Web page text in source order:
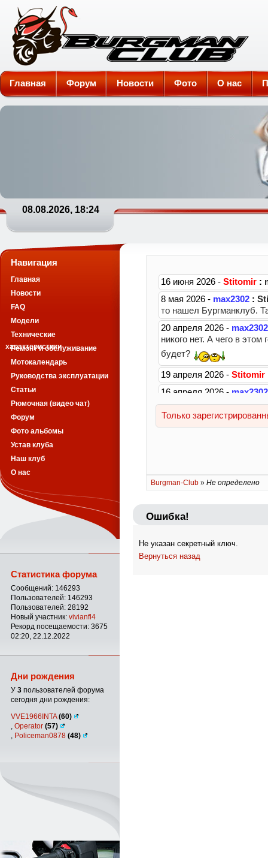
Burgman-Club
Главная Форум Новости Фото О нас
08.08.2026, 18:24
Burgman-Club » Не определено
Ошибка!
Не указан секретный ключ.
Вернуться назад
Навигация
Главная
Новости
FAQ
Модели
Технические
характеристики
Ремонт и обслуживание
Мотокалендарь
Руководства эксплуатации
Статьи
Рюмочная (видео чат)
Форум
Фото альбомы
Устав клуба
Наш клуб
О нас
Статистика форума
Сообщений: 146293
Пользователей: 146293
Пользователей: 28192
Новый участник: vivianfl4
Рекорд посещаемости: 3675
02:20, 22.12.2022
Дни рождения
У 3 пользователей форума
сегодня дни рождения:
VVE1966INTA(60)
Operator (57)
Policeman0878 (48)